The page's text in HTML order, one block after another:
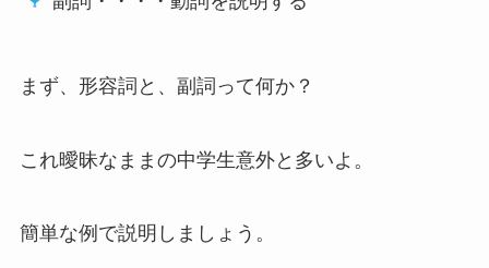
まず、形容詞と、副詞って何か？
これ曖昧なままの中学生意外と多いよ。
簡単な例で説明しましょう。